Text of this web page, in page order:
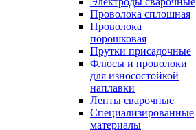
Проволока сплошная
Проволока
порошковая
Прутки присадочные
Флюсы и проволоки
для износостойкой
наплавки
Ленты сварочные
Специализированные
материалы